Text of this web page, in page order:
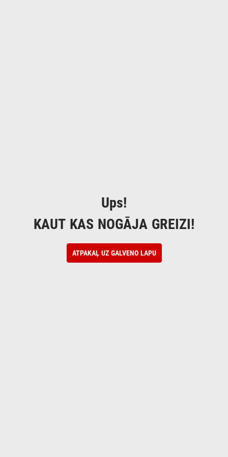
Ups!
KAUT KAS NOGĀJA GREIZI!
ATPAKAĻ UZ GALVENO LAPU